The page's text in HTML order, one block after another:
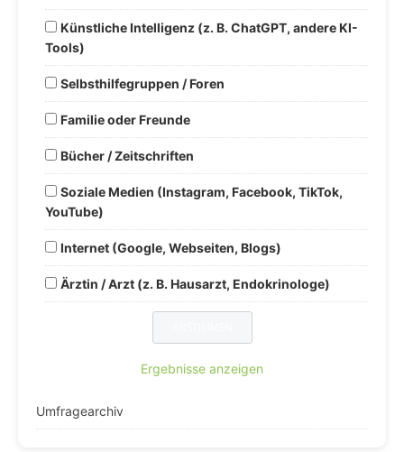
Künstliche Intelligenz (z. B. ChatGPT, andere KI-
Tools)
Selbsthilfegruppen / Foren
Familie oder Freunde
Bücher / Zeitschriften
Soziale Medien (Instagram, Facebook, TikTok,
YouTube)
Internet (Google, Webseiten, Blogs)
Ärztin / Arzt (z. B. Hausarzt, Endokrinologe)
Ergebnisse anzeigen
Umfragearchiv